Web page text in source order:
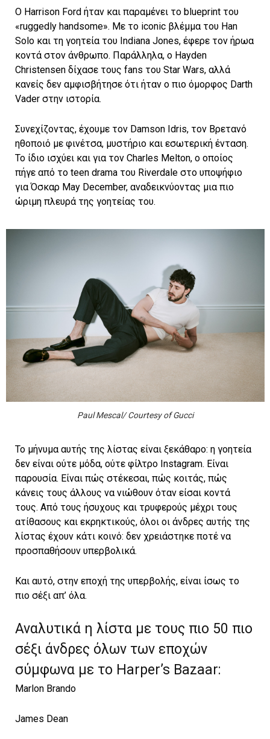
Ο Harrison Ford ήταν και παραμένει το blueprint του
«ruggedly handsome». Με το iconic βλέμμα του Han
Solo και τη γοητεία του Indiana Jones, έφερε τον ήρωα
κοντά στον άνθρωπο. Παράλληλα, ο Hayden
Christensen δίχασε τους fans του Star Wars, αλλά
κανείς δεν αμφισβήτησε ότι ήταν ο πιο όμορφος Darth
Vader στην ιστορία.
Συνεχίζοντας, έχουμε τον Damson Idris, τον Βρετανό
ηθοποιό με φινέτσα, μυστήριο και εσωτερική ένταση.
Το ίδιο ισχύει και για τον Charles Melton, ο οποίος
πήγε από το teen drama του Riverdale στο υποψήφιο
για Όσκαρ May December, αναδεικνύοντας μια πιο
ώριμη πλευρά της γοητείας του.
Paul Mescal/ Courtesy of Gucci
Το μήνυμα αυτής της λίστας είναι ξεκάθαρο: η γοητεία
δεν είναι ούτε μόδα, ούτε φίλτρο Instagram. Είναι
παρουσία. Είναι πώς στέκεσαι, πώς κοιτάς, πώς
κάνεις τους άλλους να νιώθουν όταν είσαι κοντά
τους. Από τους ήσυχους και τρυφερούς μέχρι τους
ατίθασους και εκρηκτικούς, όλοι οι άνδρες αυτής της
λίστας έχουν κάτι κοινό: δεν χρειάστηκε ποτέ να
προσπαθήσουν υπερβολικά.
Και αυτό, στην εποχή της υπερβολής, είναι ίσως το
πιο σέξι απ’ όλα.
Αναλυτικά η λίστα με τους πιο 50 πιο
σέξι άνδρες όλων των εποχών
σύμφωνα με το Harper’s Bazaar:
Marlon Brando
James Dean